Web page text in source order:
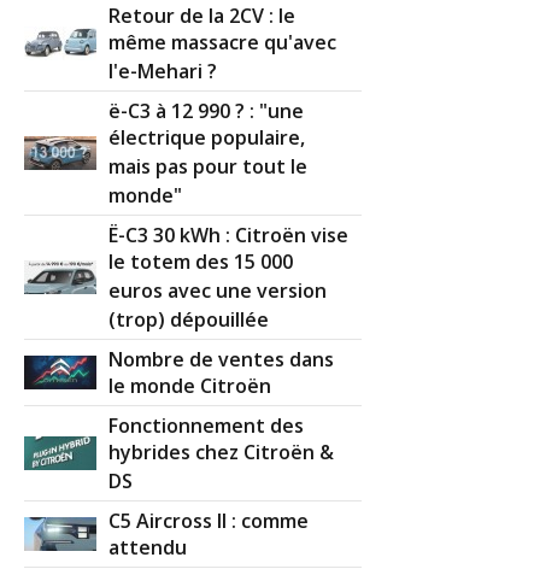
Retour de la 2CV : le
même massacre qu'avec
l'e-Mehari ?
ë-C3 à 12 990 ? : "une
électrique populaire,
mais pas pour tout le
monde"
Ë-C3 30 kWh : Citroën vise
le totem des 15 000
euros avec une version
(trop) dépouillée
Nombre de ventes dans
le monde Citroën
Fonctionnement des
hybrides chez Citroën &
DS
C5 Aircross II : comme
attendu